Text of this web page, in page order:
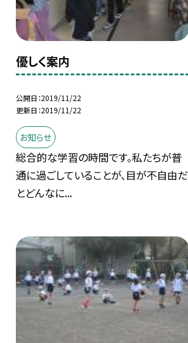
優しく案内
公開日 2019/11/22
更新日 2019/11/22
お知らせ
総合的な学習の時間です。私たちが普
通に過ごしていることが、目が不自由だ
とどんなに...